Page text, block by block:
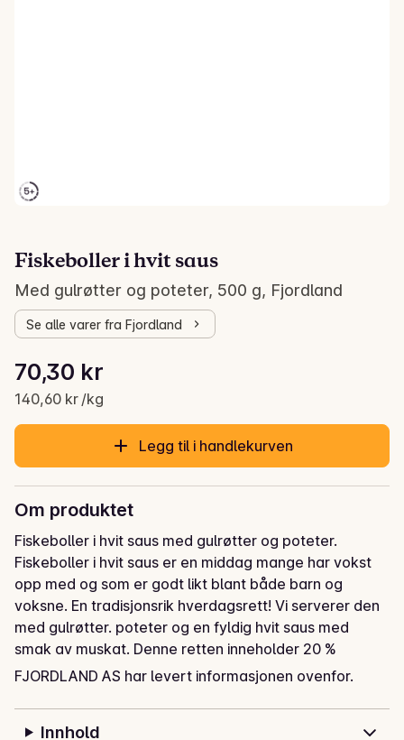
Fiskeboller i hvit saus
Med gulrøtter og poteter, 500 g, Fjordland
Se alle varer fra Fjordland
Gjeldende pris er: 70,30 kr
70,30 kr
140,60 kr /kg
Stykkpris: 140,60 kr /kg
Legg til i handlekurven
Om produktet
Fiskeboller i hvit saus med gulrøtter og poteter.
Fiskeboller i hvit saus er en middag mange har vokst
opp med og som er godt likt blant både barn og
voksne. En tradisjonsrik hverdagsrett! Vi serverer den
med gulrøtter. poteter og en fyldig hvit saus med
smak av muskat. Denne retten inneholder 20 %
grønnsaker og er en kilde til jod og protein. God
FJORDLAND AS har levert informasjonen ovenfor.
Innhold